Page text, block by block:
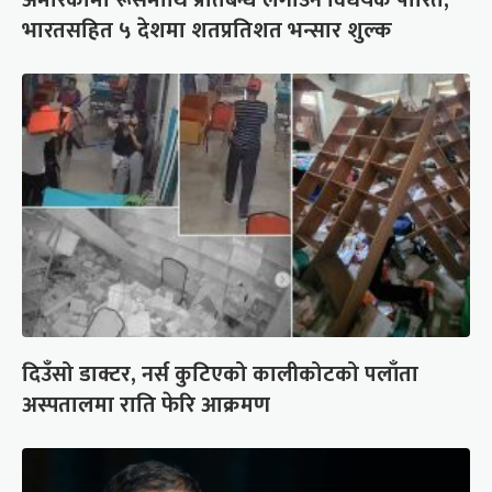
भारतसहित ५ देशमा शतप्रतिशत भन्सार शुल्क
दिउँसो डाक्टर, नर्स कुटिएको कालीकोटको पलाँता
अस्पतालमा राति फेरि आक्रमण